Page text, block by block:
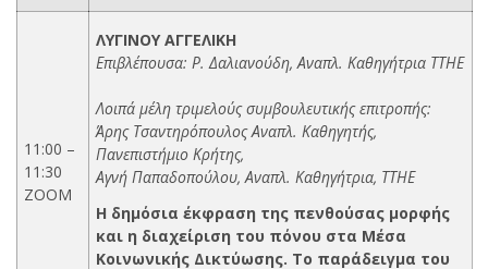
11:00 –
11:30
ΖΟΟΜ
ΛΥΓΙΝΟΥ ΑΓΓΕΛΙΚΗ
Επιβλέπουσα: Ρ. Δαλιανούδη, Αναπλ. Καθηγήτρια ΤΤΗΕ
Λοιπά μέλη τριμελούς συμβουλευτικής επιτροπής:
Άρης Τσαντηρόπουλος Αναπλ. Καθηγητής,
Πανεπιστήμιο Κρήτης,
Αγνή Παπαδοπούλου, Αναπλ. Καθηγήτρια, ΤΤΗΕ
Η δημόσια έκφραση της πενθούσας μορφής
και η διαχείριση του πόνου στα Μέσα
Κοινωνικής Δικτύωσης. Το παράδειγμα του